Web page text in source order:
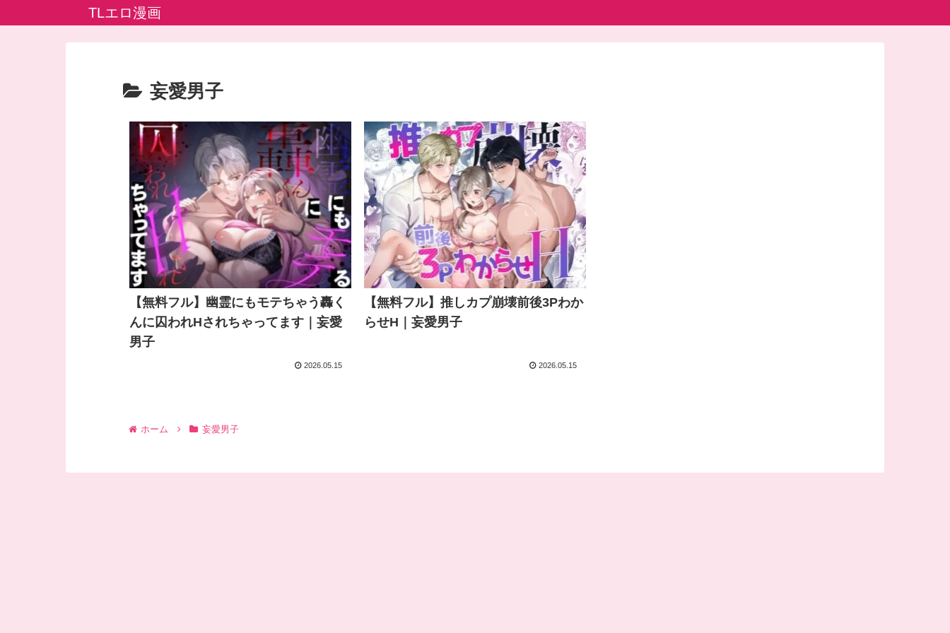
TLエロ漫画
妄愛男子
【無料フル】幽霊にもモテちゃう轟く
んに囚われHされちゃってます｜妄愛
男子
2026.05.15
【無料フル】推しカプ崩壊前後3Pわか
らせH｜妄愛男子
2026.05.15
ホーム 妄愛男子